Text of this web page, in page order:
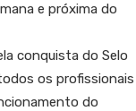
e próxima do
conquista do Selo
os profissionais
do